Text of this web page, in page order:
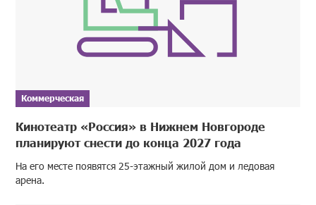
Коммерческая
Кинотеатр «Россия» в Нижнем Новгороде
планируют снести до конца 2027 года
На его месте появятся 25-этажный жилой дом и ледовая
арена.